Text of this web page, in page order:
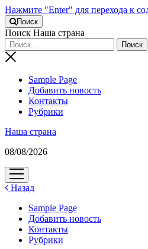
Нажмите "Enter" для перехода к
Поиск
Поиск Наша страна
Sample Page
Добавить новость
Контакты
Рубрики
Наша страна
08/08/2026
открыть
меню
Назад
Sample Page
Добавить новость
Контакты
Рубрики